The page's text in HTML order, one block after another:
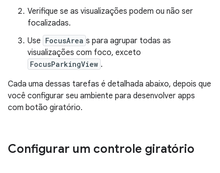
Verifique se as visualizações podem ou não ser
focalizadas.
Use FocusArea s para agrupar todas as
visualizações com foco, exceto
FocusParkingView .
Cada uma dessas tarefas é detalhada abaixo, depois que
você configurar seu ambiente para desenvolver apps
com botão giratório.
Configurar um controle giratório